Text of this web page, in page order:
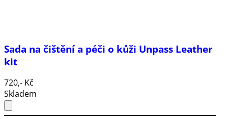
Sada na čištění a péči o kůži Unpass Leather
kit
720,- Kč
Skladem